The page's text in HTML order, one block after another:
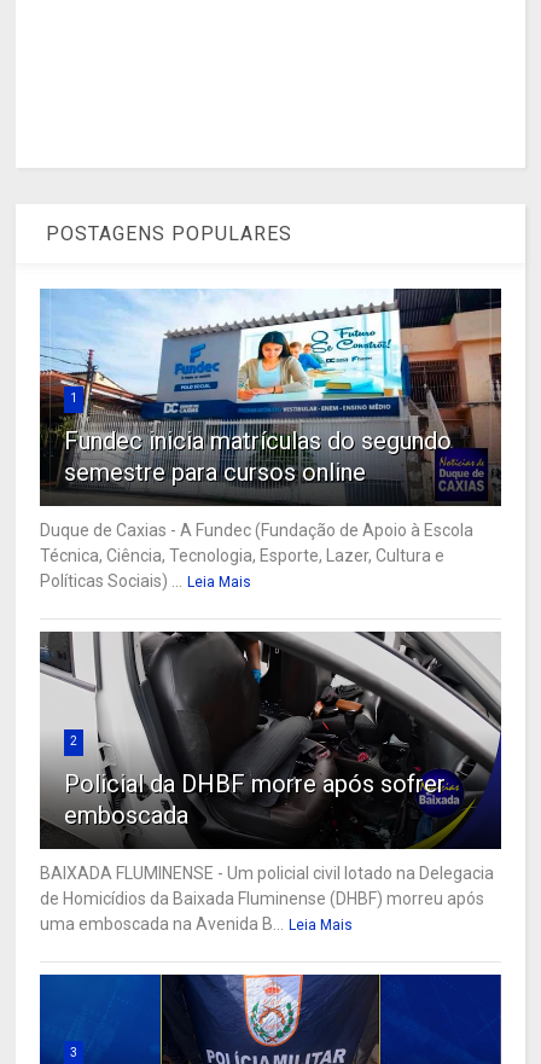
POSTAGENS POPULARES
1
Fundec inicia matrículas do segundo
semestre para cursos online
Duque de Caxias - A Fundec (Fundação de Apoio à Escola
Técnica, Ciência, Tecnologia, Esporte, Lazer, Cultura e
Políticas Sociais) ...
Leia Mais
2
Policial da DHBF morre após sofrer
emboscada
BAIXADA FLUMINENSE - Um policial civil lotado na Delegacia
de Homicídios da Baixada Fluminense (DHBF) morreu após
uma emboscada na Avenida B...
Leia Mais
3